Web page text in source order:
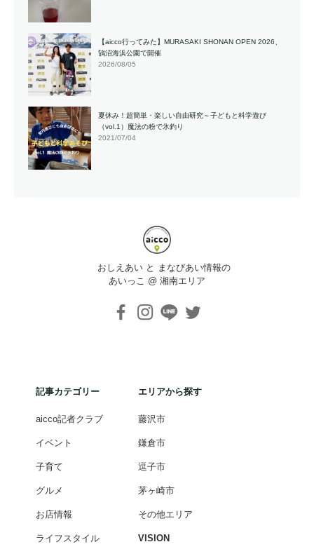
【aicco行ってみた】MURASAKI SHONAN OPEN 2026、
鵠沼海浜公園で開催
2026/08/05
夏休み！超簡単・楽しい自由研究～子どもと科学遊び
（vol.1）魔法の粉で氷釣り
2021/07/04
おしえあい と まなびあい情報の
あいっこ @ 湘南エリア
記事カテゴリー
aicco記者クラブ
イベント
子育て
グルメ
お店情報
ライフスタイル
エリアから探す
藤沢市
鎌倉市
逗子市
茅ヶ崎市
その他エリア
VISION